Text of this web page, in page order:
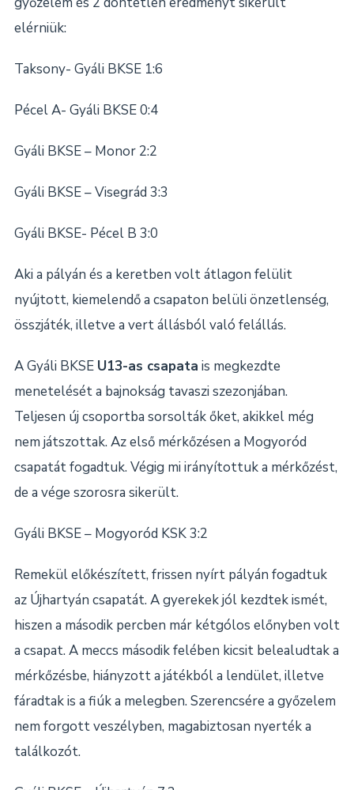
elérniük:
Taksony- Gyáli BKSE 1:6
Pécel A- Gyáli BKSE 0:4
Gyáli BKSE – Monor 2:2
Gyáli BKSE – Visegrád 3:3
Gyáli BKSE- Pécel B 3:0
Aki a pályán és a keretben volt átlagon felülit
nyújtott, kiemelendő a csapaton belüli önzetlenség,
összjáték, illetve a vert állásból való felállás.
A Gyáli BKSE U13-as csapata is megkezdte
menetelését a bajnokság tavaszi szezonjában.
Teljesen új csoportba sorsolták őket, akikkel még
nem játszottak. Az első mérkőzésen a Mogyoród
csapatát fogadtuk. Végig mi irányítottuk a mérkőzést,
de a vége szorosra sikerült.
Gyáli BKSE – Mogyoród KSK 3:2
Remekül előkészített, frissen nyírt pályán fogadtuk
az Újhartyán csapatát. A gyerekek jól kezdtek ismét,
hiszen a második percben már kétgólos előnyben volt
a csapat. A meccs második felében kicsit belealudtak a
mérkőzésbe, hiányzott a játékból a lendület, illetve
fáradtak is a fiúk a melegben. Szerencsére a győzelem
nem forgott veszélyben, magabiztosan nyerték a
találkozót.